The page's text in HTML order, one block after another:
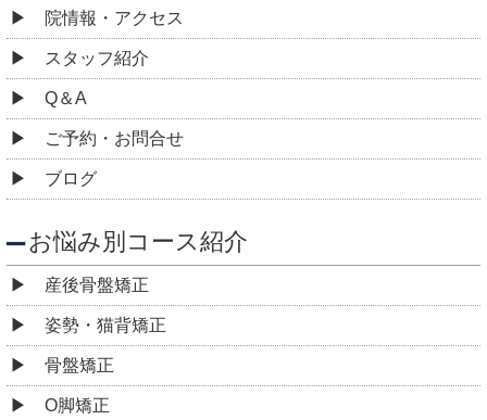
院情報・アクセス
スタッフ紹介
Q＆A
ご予約・お問合せ
ブログ
お悩み別コース紹介
産後骨盤矯正
姿勢・猫背矯正
骨盤矯正
O脚矯正